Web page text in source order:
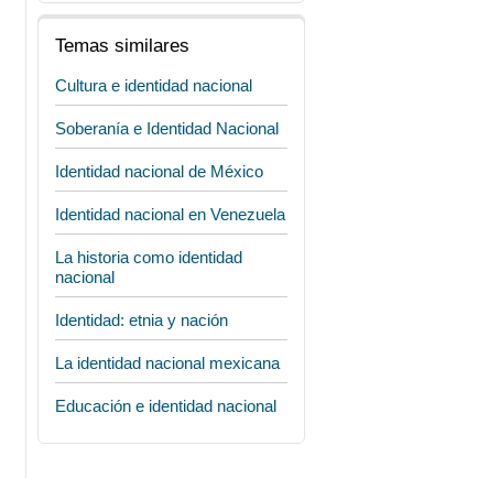
Temas similares
Cultura e identidad nacional
Soberanía e Identidad Nacional
Identidad nacional de México
Identidad nacional en Venezuela
La historia como identidad
nacional
Identidad: etnia y nación
La identidad nacional mexicana
Educación e identidad nacional